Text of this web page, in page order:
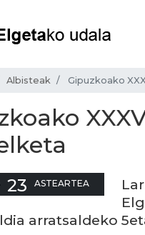
Albisteak Gipuzkoako
23 ASTEARTEA
arratsaldeko